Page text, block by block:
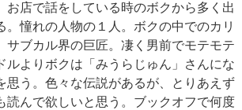
お店で話をしている時のボクから多く出
。憧れの人物の１人。ボクの中でのカリ
サブカル界の巨匠。凄く男前でモテモテ
ルよりボクは「みうらじゅん」さんにな
思う。色々な伝説があるが、とりあえず
読んで欲しいと思う。ブックオフで何度